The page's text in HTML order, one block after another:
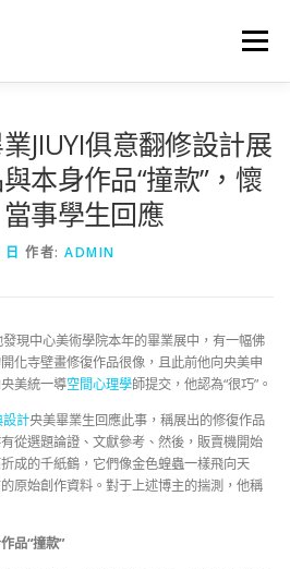
選單
JIUYI俱意翻修設計展
本身作品“撞款”，懷
事學生回應
作者: ADMIN
現中心美術學院本年的畢業展中，有一幅佛
化寺壁畫修復作品很像，且此前他向央美申
美統一導空間心理學師提交，他認為“很巧”。
設計央美畢業生回應此事，稱展出的修復作品
從選題論證、文獻參考、然後，販賣機開始
成的千紙鶴，它們像金色蝗蟲一樣飛向天
原始創作資料。對于上述博主的揣測，他稱
品“撞款”